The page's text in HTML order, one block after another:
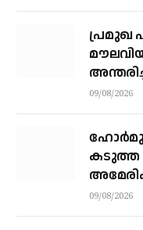
പ്രമുഖ
09/08/2026
കടുത്ത
വരെ
09/08/2026